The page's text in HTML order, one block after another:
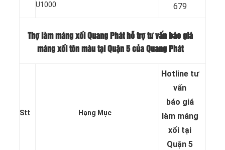
U1000
679
Thợ làm máng xối Quang Phát hỗ trợ tư vấn báo giá
máng xối tôn màu tại Quận 5 của Quang Phát
Stt Hạng Mục
Hotline tư
vấn
báo giá
làm máng
xối tại
Quận 5